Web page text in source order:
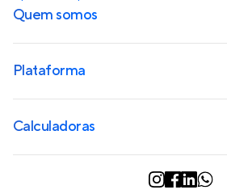
Quem somos
Plataforma
Calculadoras